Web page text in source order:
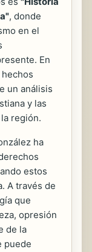
, donde
en el
En
un análisis
y las
región.
ha
estos
A través de
que
opresión
de la
puede